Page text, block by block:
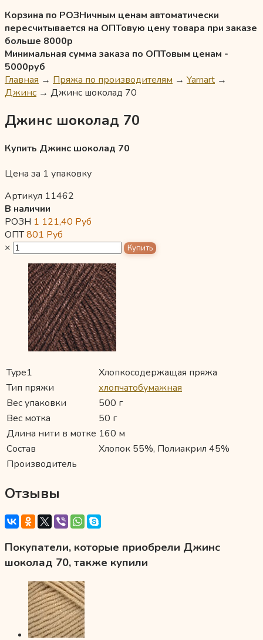
Корзина по РОЗНичным ценам автоматически
пересчитывается на ОПТовую цену товара при заказе
больше 8000р
Минимальная сумма заказа по ОПТовым ценам -
5000руб
Главная → Пряжа по производителям → Yarnart →
Джинс → Джинс шоколад 70
Джинс шоколад 70
Купить Джинс шоколад 70
Цена за 1 упаковку
Артикул 11462
В наличии
РОЗН 1 121,40 Руб
ОПТ801 Руб
×
Type1
Хлопкосодержащая пряжа
Тип пряжи
хлопчатобумажная
Вес упаковки
500 г
Вес мотка
50 г
Длина нити в мотке 160 м
Состав
Хлопок 55%, Полиакрил 45%
Производитель
Отзывы
Покупатели, которые приобрели Джинс
шоколад 70, также купили